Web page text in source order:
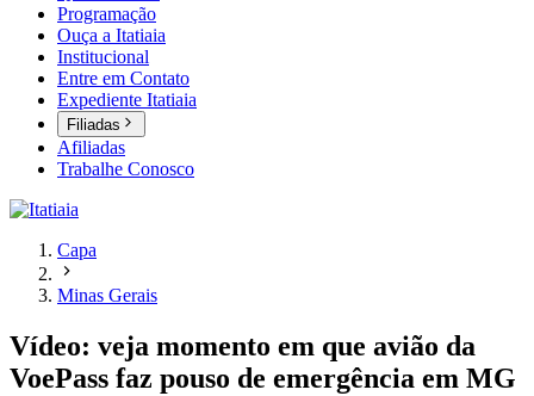
Programação
Ouça a Itatiaia
Institucional
Entre em Contato
Expediente Itatiaia
Filiadas
Afiliadas
Trabalhe Conosco
Capa
Minas Gerais
Vídeo: veja momento em que avião da
VoePass faz pouso de emergência em MG